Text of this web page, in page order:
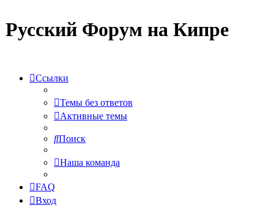
Русский Форум на Кипре
Ссылки
Темы без ответов
Активные темы
Поиск
Наша команда
FAQ
Вход